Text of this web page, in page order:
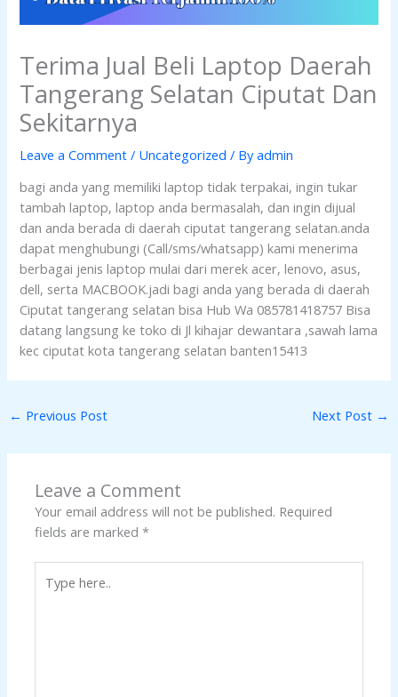
Terima Jual Beli Laptop Daerah
Tangerang Selatan Ciputat Dan
Sekitarnya
Leave a Comment / Uncategorized / Byadmin
bagi anda yang memiliki laptop tidak terpakai, ingin tukar
tambah laptop, laptop anda bermasalah, dan ingin dijual
dan anda berada di daerah ciputat tangerang selatan.anda
dapat menghubungi (Call/sms/whatsapp) kami menerima
berbagai jenis laptop mulai dari merek acer, lenovo, asus,
dell, serta MACBOOK.jadi bagi anda yang berada di daerah
Ciputat tangerang selatan bisa Hub Wa 085781418757 Bisa
datang langsung ke toko di Jl kihajar dewantara ,sawah lama
kec ciputat kota tangerang selatan banten15413
← Previous Post Next Post →
Leave a Comment
Your email address will not be published. Required
fields are marked*
here..